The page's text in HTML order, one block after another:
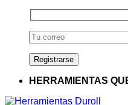
HERRAMIENTAS